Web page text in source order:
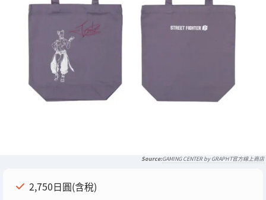
GAMING CENTER by GRAPHT官方線上商店
2,750日圓(含稅)